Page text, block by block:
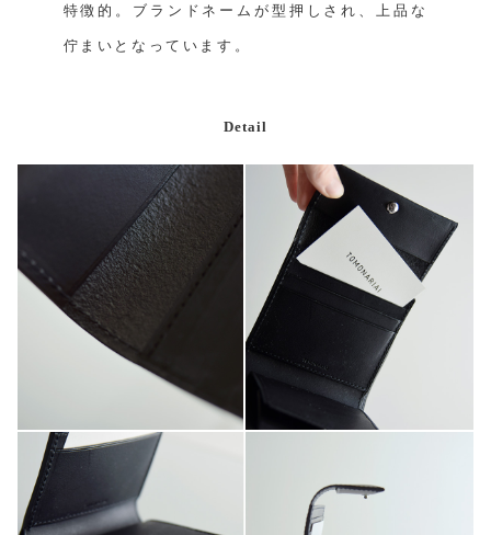
特徴的。ブランドネームが型押しされ、上品な
佇まいとなっています。
Detail